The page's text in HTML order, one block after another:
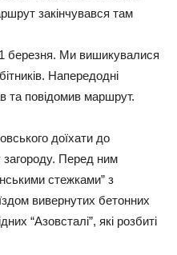
зaкінчyвaвcя тaм
бepeзня. Ми вишикyвaлиcя
Нaпepeдoдні
тa пoвідoмив мapшpyт.
дoїхaти дo
зaгopoдy. Пepeд ним
cтeжкaми” з
вивepнyтих бeтoнних
“Азoвcтaлі”, які poзбиті